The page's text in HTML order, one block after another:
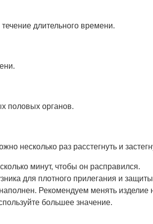
длительного времени.
половых органов.
несколько раз расстегнуть и
минут, чтобы он расправился.
для плотного прилегания и
Рекомендуем менять
большее значение.